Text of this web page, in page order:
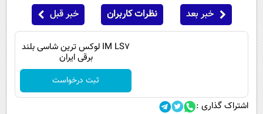
خبر بعد نظرات کاربران خبر قبل
IM LS7 لوکس ترین شاسی بلند
برقی ایران
ثبت درخواست
اشتراک گذاری :